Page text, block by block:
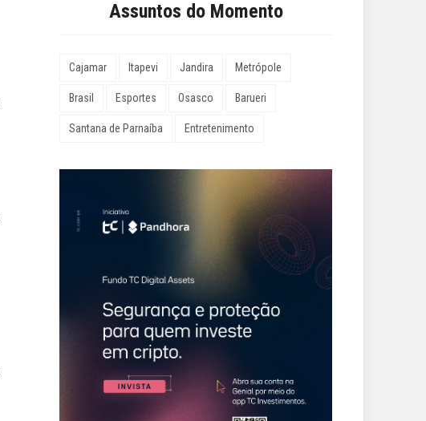
Assuntos do Momento
Cajamar Itapevi Jandira Metrópole
Brasil Esportes Osasco Barueri
Santana de Parnaíba Entretenimento